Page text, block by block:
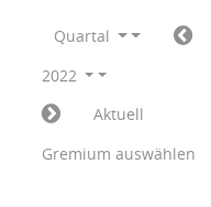
Quartal
2022
Aktuell
Gremium auswählen